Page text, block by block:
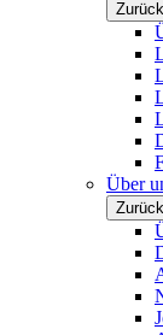
Zurück
Über
Zurück